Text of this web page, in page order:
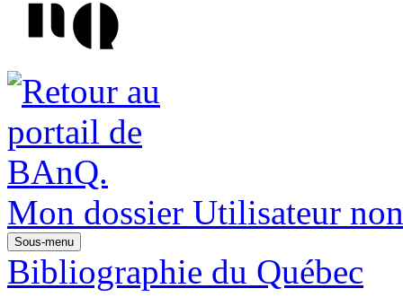
Mon dossier Utilisateur
Sous-menu
Bibliographie du Québec